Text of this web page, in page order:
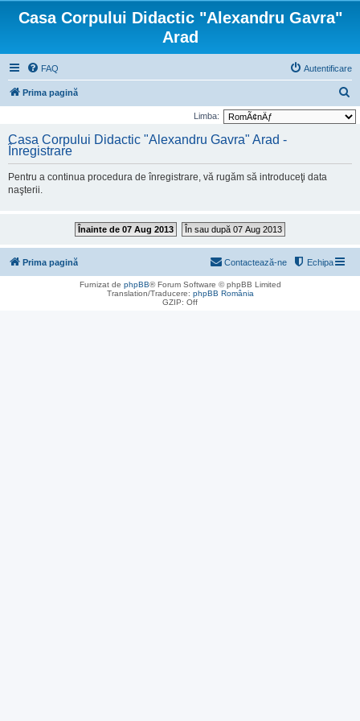
Casa Corpului Didactic "Alexandru Gavra"
Arad
FAQ Autentificare
Prima pagină
ă
Limba:
Casa Corpului Didactic "Alexandru Gavra" Arad -
Înregistrare
Pentru a continua procedura de înregistrare, vă rugăm să introduceţi data
naşterii.
Înainte de 07 Aug 2013 În sau după 07 Aug 2013
Prima pagină Echipa
Contactează-ne
Furnizat de phpBB® Forum Software © phpBB Limited
Translation/Traducere: phpBB România
GZIP: Off